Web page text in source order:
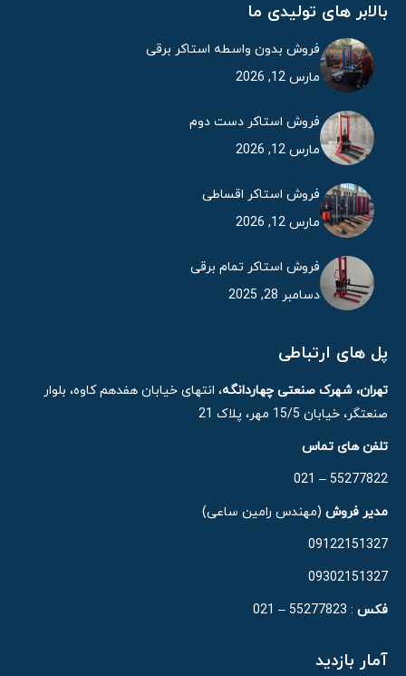
بالابر های تولیدی ما
فروش بدون واسطه استاکر برقی
مارس 12, 2026
فروش استاکر دست دوم
مارس 12, 2026
فروش استاکر اقساطی
مارس 12, 2026
فروش استاکر تمام برقی
دسامبر 28, 2025
پل های ارتباطی
تهران، شهرک صنعتی چهاردانگه، انتهای خیابان هفدهم کاوه، بلوار
صنعتگر، خیابان 15/5 مهر، پلاک 21
تلفن های تماس
55277822 – 021
مدیر فروش (مهندس رامین ساعی)
09122151327
09302151327
فکس : 55277823 – 021
آمار بازدید